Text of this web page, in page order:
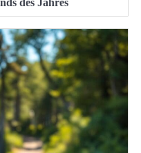
des Jahres